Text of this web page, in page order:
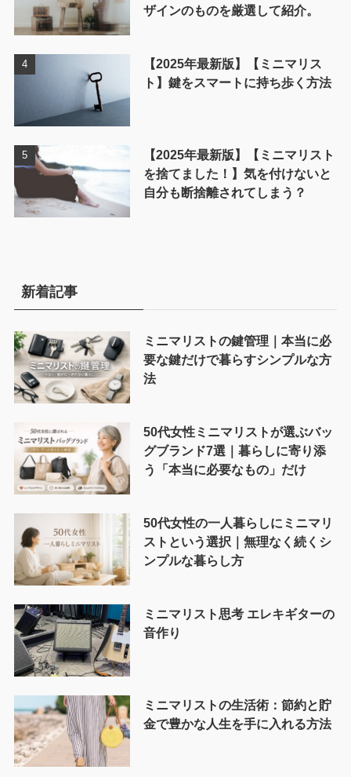
ザインのものを厳選して紹介。
【2025年最新版】【ミニマリス
ト】鍵をスマートに持ち歩く方法
【2025年最新版】【ミニマリスト
を捨てました！】気を付けないと
自分も断捨離されてしまう？
新着記事
ミニマリストの鍵管理｜本当に必
要な鍵だけで暮らすシンプルな方
法
50代女性ミニマリストが選ぶバッ
グブランド7選｜暮らしに寄り添
う「本当に必要なもの」だけ
50代女性の一人暮らしにミニマリ
ストという選択｜無理なく続くシ
ンプルな暮らし方
ミニマリスト思考 エレキギターの
音作り
ミニマリストの生活術：節約と貯
金で豊かな人生を手に入れる方法